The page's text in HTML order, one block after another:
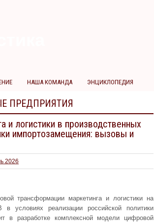
НАША КОМАНДА ЭНЦИКЛОПЕДИЯ
ПРЕДПРИЯТИЯ
и логистики в производственных
импортозамещения: вызовы и
2026
трансформации маркетинга и логистики на
в условиях реализации российской политики
в разработке комплексной модели цифровой